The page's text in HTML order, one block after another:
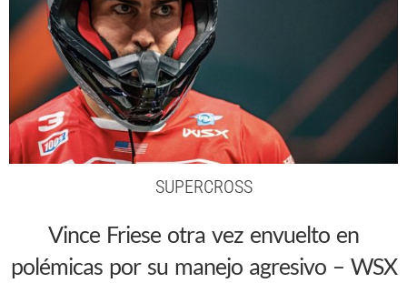
SUPERCROSS
Vince Friese otra vez envuelto en
polémicas por su manejo agresivo – WSX